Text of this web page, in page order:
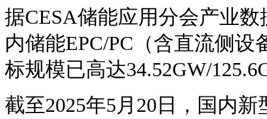
据CESA储能应用分会产业
内储能EPC/PC（含直流侧
标规模已高达34.52GW/
截至2025年5月20日，国内